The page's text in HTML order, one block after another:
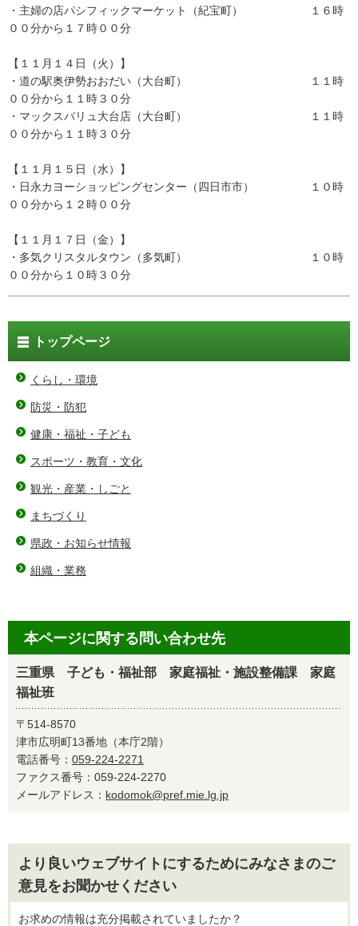
・主婦の店パシフィックマーケット（紀宝町） １６時
００分から１７時００分
【１１月１４日（火）】
・道の駅奥伊勢おおだい（大台町） １１時
００分から１１時３０分
・マックスバリュ大台店（大台町） １１時
００分から１１時３０分
【１１月１５日（水）】
・日永カヨーショッピングセンター（四日市市） １０時
００分から１２時００分
【１１月１７日（金）】
・多気クリスタルタウン（多気町） １０時
００分から１０時３０分
トップページ
くらし・環境
防災・防犯
健康・福祉・子ども
スポーツ・教育・文化
観光・産業・しごと
まちづくり
県政・お知らせ情報
組織・業務
本ページに関する問い合わせ先
三重県 子ども・福祉部 家庭福祉・施設整備課 家庭
福祉班
〒514-8570
津市広明町13番地（本庁2階）
電話番号： 059-224-2271
ファクス番号：059-224-2270
メールアドレス： kodomok@pref.mie.lg.jp
より良いウェブサイトにするためにみなさまのご
意見をお聞かせください
お求めの情報は充分掲載されていましたか？